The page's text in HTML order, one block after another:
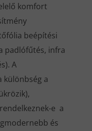
komfort
beépítési
padlófűtés, infra
A
a
e a
és